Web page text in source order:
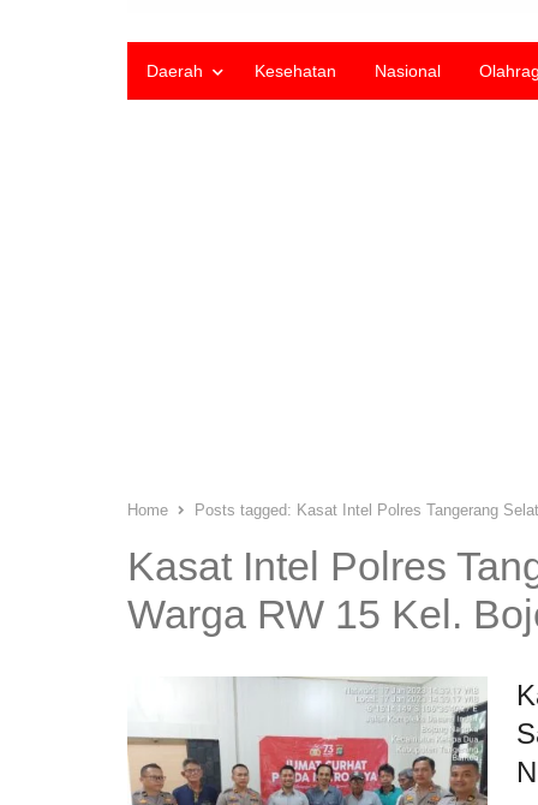
Daerah Kesehatan Nasional
Home Posts tagged: Kasat Intel Polres Tangerang
Kasat Intel Polres
Warga RW 15 Kel.